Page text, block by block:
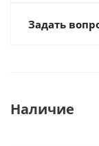
Задать
Наличие